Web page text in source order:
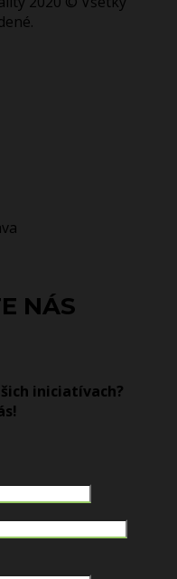
NÁS
iniciatívach?